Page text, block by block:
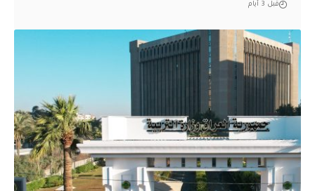
قبل 3 أيام